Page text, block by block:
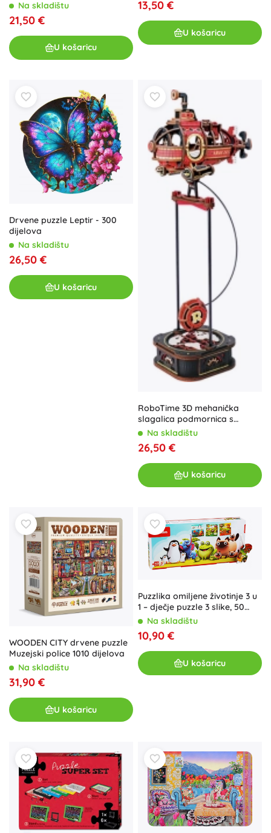
Na skladištu
21,50 €
U košaricu
13,50 €
U košaricu
Drvene puzzle Leptir - 300
dijelova
Na skladištu
26,50 €
U košaricu
RoboTime 3D mehanička
slagalica podmornica s
njihalom
Na skladištu
26,50 €
U košaricu
WOODEN CITY drvene puzzle
Muzejski police 1010 dijelova
Na skladištu
31,90 €
U košaricu
Puzzlika omiljene životinje 3 u
1 – dječje puzzle 3 slike, 50
dijelova
Na skladištu
10,90 €
U košaricu